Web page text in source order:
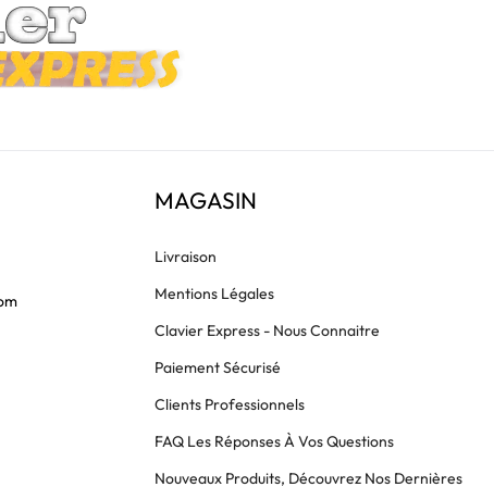
MAGASIN
Livraison
Mentions Légales
Clavier Express - Nous Connaitre
Paiement Sécurisé
Clients Professionnels
FAQ Les Réponses À Vos Questions
Nouveaux Produits, Découvrez Nos Dernières